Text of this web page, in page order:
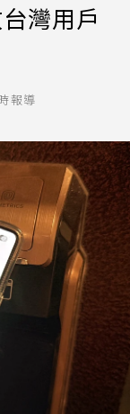
灣用戶
報導